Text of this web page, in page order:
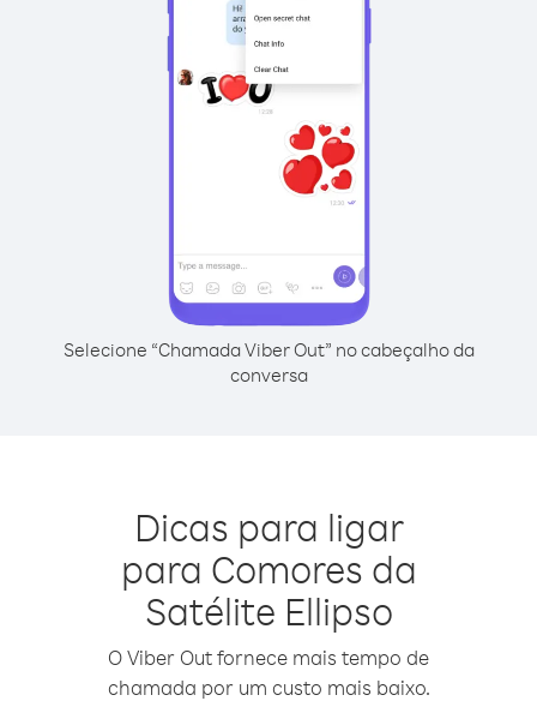
Selecione “Chamada Viber Out” no cabeçalho da
conversa
Dicas para ligar
para Comores da
Satélite Ellipso
O Viber Out fornece mais tempo de
chamada por um custo mais baixo.